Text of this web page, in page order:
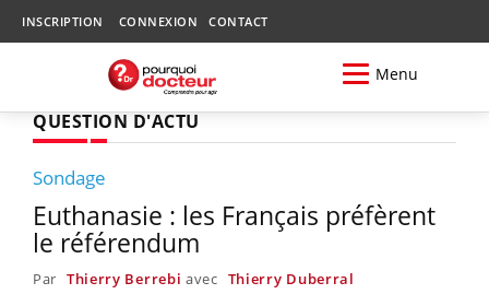
INSCRIPTION CONNEXION CONTACT
Menu
QUESTION D'ACTU
Sondage
Euthanasie : les Français préfèrent
le référendum
Par Thierry Berrebi avec Thierry Duberral